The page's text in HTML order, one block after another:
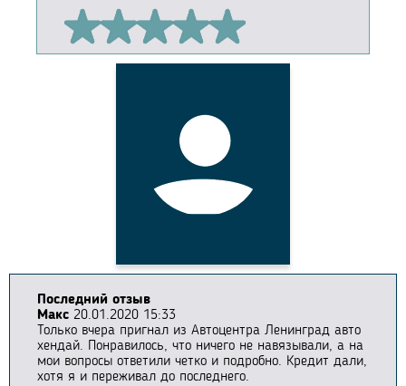
Последний отзыв
Макс 20.01.2020 15:33
Только вчера пригнал из Автоцентра Ленинград авто
хендай. Понравилось, что ничего не навязывали, а на
мои вопросы ответили четко и подробно. Кредит дали,
хотя я и переживал до последнего.